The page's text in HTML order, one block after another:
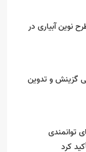
نوین آبیاری در
گزینش و‌ تدوین
توانمندی
کرد